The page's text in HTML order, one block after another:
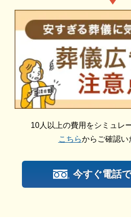
追加料金の心配がない総額費用
人数・式場・火葬場などの各種
にあわせて、お見積りを作成い
する前に総額費用をご確認いた
をご説明します。その上で葬儀
ただいてから施行いたしますの
そのため、故人をできるだけ簡
すすめです。
有田川町清水斎場
有田川町清水斎場の詳細情報を
宗派・宗教不
わずさまざまな宗教の葬儀に対
無宗教葬やオリジナルの家族葬
10人以上の費用をシミュレ
こちらからご確認い
今すぐ電話